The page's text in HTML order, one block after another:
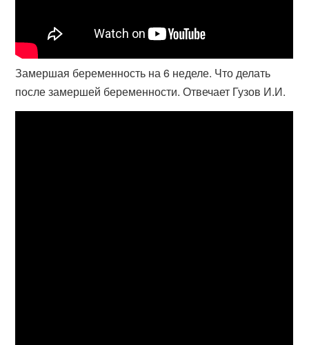
Замершая беременность на 6 неделе. Что делать
после замершей беременности. Отвечает Гузов И.И.